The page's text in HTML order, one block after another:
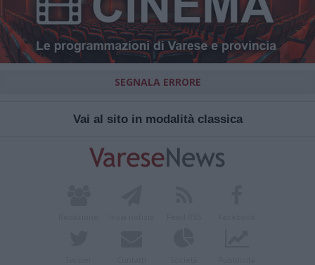
SEGNALA ERRORE
Vai al sito in modalità classica